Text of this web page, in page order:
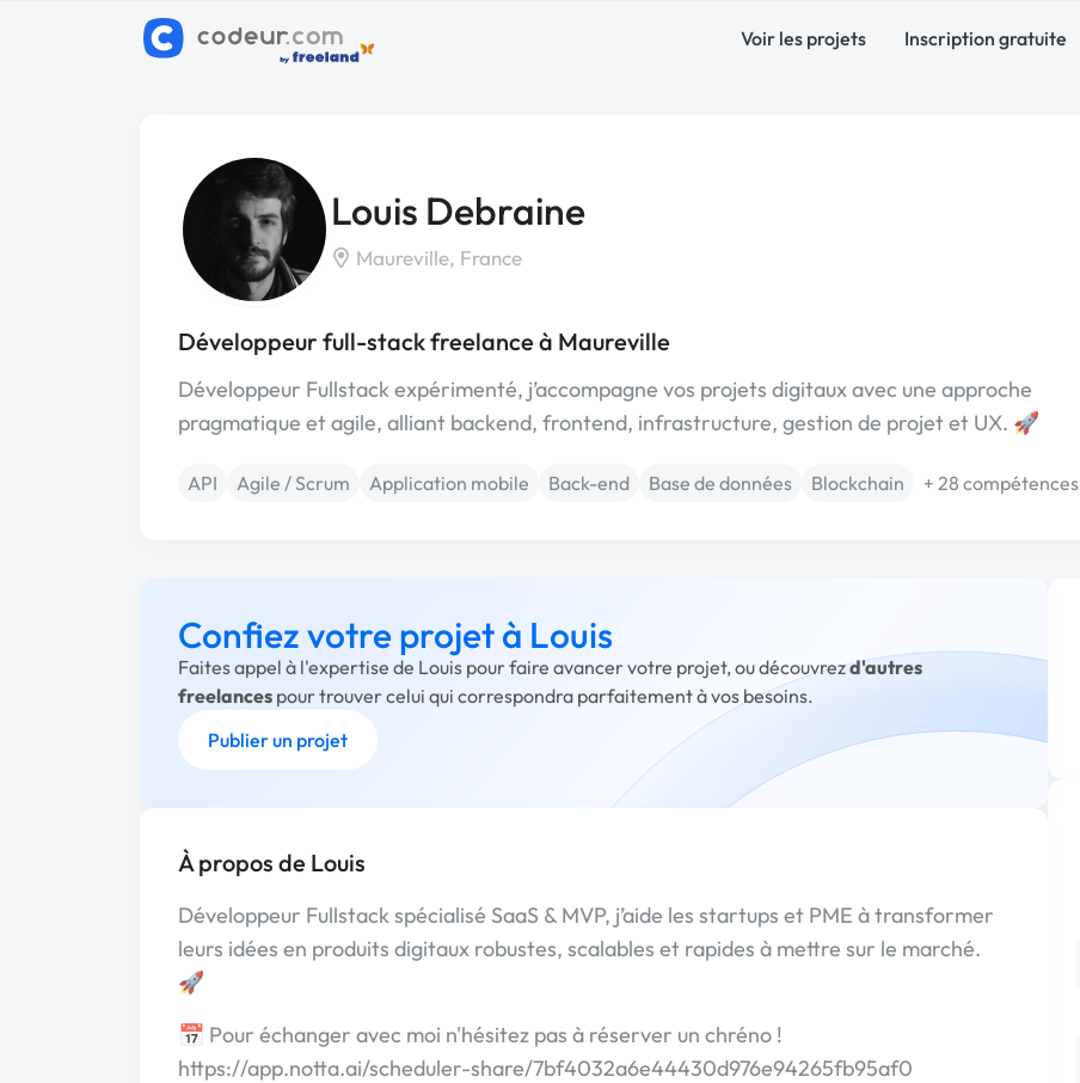
Voir les projets Inscription gratuite
Louis Debraine
Maureville, France
Développeur full-stack freelance à Maureville
Développeur Fullstack expérimenté, j’accompagne vos projets digitaux avec une approche
pragmatique et agile, alliant backend, frontend, infrastructure, gestion de projet et UX. 🚀
API Agile / Scrum Application mobile Back-end Base de données Blockchain + 28 compétences
Confiez votre projet à Louis
Faites appel à l'expertise de Louis pour faire avancer votre projet, ou découvrezd'autres
freelances pour trouver celui qui correspondra parfaitement à vos besoins.
Publier un projet
À propos de Louis
Développeur Fullstack spécialisé SaaS & MVP, j’aide les startups et PME à transformer
leurs idées en produits digitaux robustes, scalables et rapides à mettre sur le marché.
🚀
📅 Pour échanger avec moi n'hésitez pas à réserver un chréno !
https://app.notta.ai/scheduler-share/7bf4032a6e44430d976e94265fb95af0